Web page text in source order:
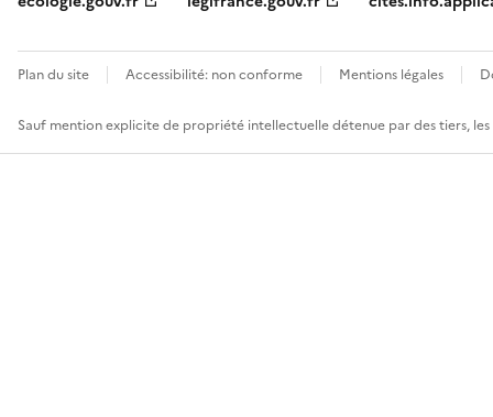
Plan du site Accessibilité: non conforme Mentions légales
Sauf mention explicite de propriété intellectuelle détenue par des tiers,